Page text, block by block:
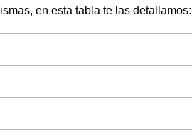
en esta tabla te las detallamos: